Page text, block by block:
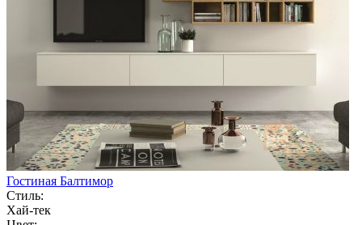
Гостиная Балтимор
Стиль:
Хай-тек